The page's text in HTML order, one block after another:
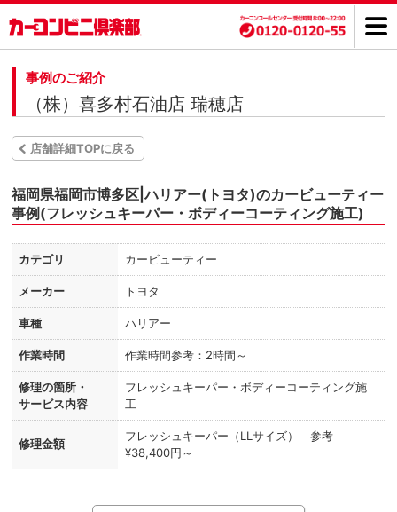
事例のご紹介
（株）喜多村石油店 瑞穂店
店舗詳細TOPに戻る
福岡県福岡市博多区|ハリアー(トヨタ)のカービューティー
事例(フレッシュキーパー・ボディーコーティング施工)
カテゴリ カービューティー
メーカー トヨタ
車種 ハリアー
作業時間 作業時間参考：2時間～
修理の箇所・
サービス内容
フレッシュキーパー・ボディーコーティング施
工
修理金額
フレッシュキーパー（LLサイズ） 参考
¥38,400円～